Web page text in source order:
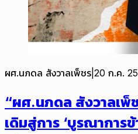
ผศ.นภดล สังวาลเพ็ชร 20 ก.ค.
“ผศ.นภดล สังวาลเพ็
เดิมสู่การ ‘บูรณาการ